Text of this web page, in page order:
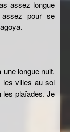
assez longue
pour se
longue nuit.
les villes au sol
les plaïades. Je